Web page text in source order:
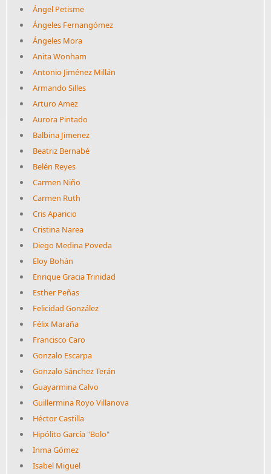
Ángel Petisme
Ángeles Fernangómez
Ángeles Mora
Anita Wonham
Antonio Jiménez Millán
Armando Silles
Arturo Amez
Aurora Pintado
Balbina Jimenez
Beatriz Bernabé
Belén Reyes
Carmen Niño
Carmen Ruth
Cris Aparicio
Cristina Narea
Diego Medina Poveda
Eloy Bohán
Enrique Gracia Trinidad
Esther Peñas
Felicidad González
Félix Maraña
Francisco Caro
Gonzalo Escarpa
Gonzalo Sánchez Terán
Guayarmina Calvo
Guillermina Royo Villanova
Héctor Castilla
Hipólito García "Bolo"
Inma Gómez
Isabel Miguel